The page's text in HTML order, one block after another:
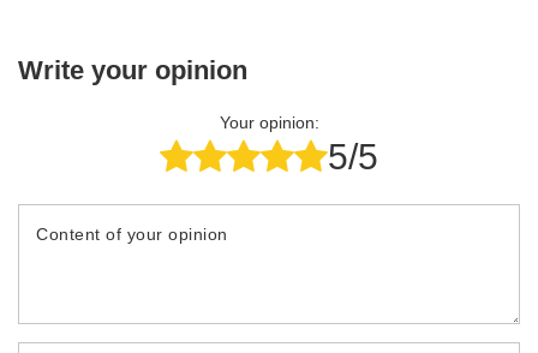
Write your opinion
Your opinion:
5/5
Content of your opinion